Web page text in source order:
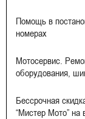
Помощь в
номерах
Мотосервис.
оборудования,
Бессрочная
“Мистер Мото” на